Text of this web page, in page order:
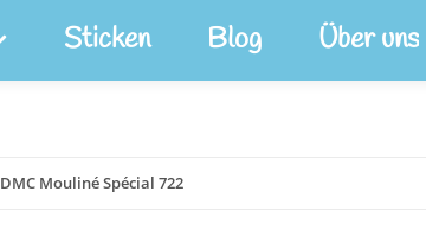
Sticken Blog Über uns
DMC Mouliné Spécial 722